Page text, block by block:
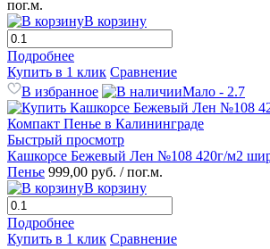
пог.м.
В корзину
Подробнее
Купить в 1 клик Сравнение
В избранное
Мало - 2.7
Быстрый просмотр
Кашкорсе Бежевый Лен №108 420г/м2
Пенье 999,00 руб. / пог.м.
В корзину
Подробнее
Купить в 1 клик Сравнение